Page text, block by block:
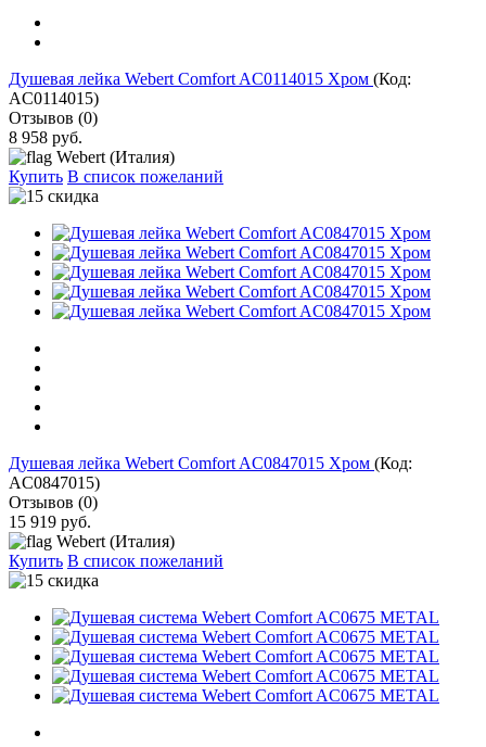
Душевая лейка Webert Comfort AC0114015 Хром (Код:
AC0114015)
Отзывов (0)
8 958 руб.
Webert (Италия)
Купить В список пожеланий
Душевая лейка Webert Comfort AC0847015 Хром (Код:
AC0847015)
Отзывов (0)
15 919 руб.
Webert (Италия)
Купить В список пожеланий